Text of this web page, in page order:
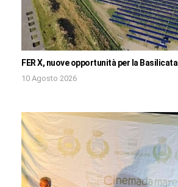
FER X, nuove opportunità per la Basilicata
10 Agosto 2026